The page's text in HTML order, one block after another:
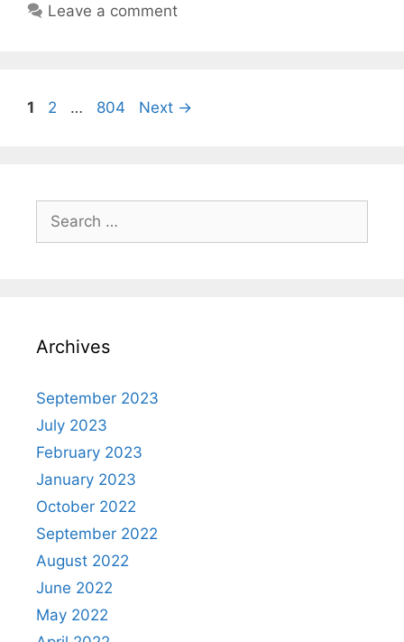
Leave a comment
1 2 … 804 Next →
Archives
September 2023
July 2023
February 2023
January 2023
October 2022
September 2022
August 2022
June 2022
May 2022